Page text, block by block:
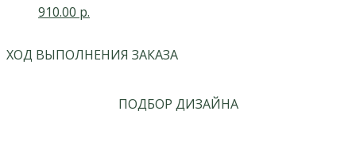
910.00 р.
ХОД ВЫПОЛНЕНИЯ ЗАКАЗА
ПОДБОР ДИЗАЙНА